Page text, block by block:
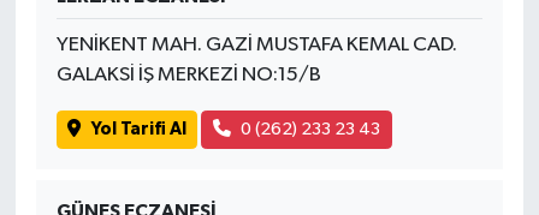
YENİKENT MAH. GAZİ MUSTAFA KEMAL CAD.
GALAKSİ İŞ MERKEZİ NO:15/B
Yol Tarifi Al 0 (262) 233 23 43
GÜNEŞ ECZANESİ